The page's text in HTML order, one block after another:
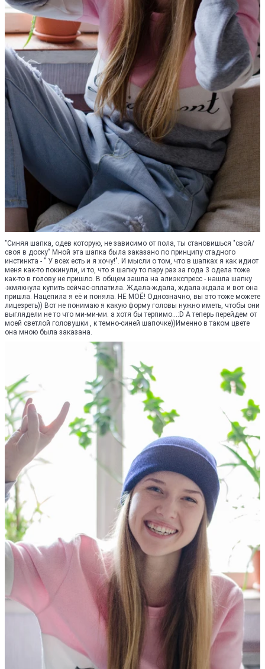
"Синяя шапка, одев которую, не зависимо от пола, ты становишься "свой/
своя в доску" Мной эта шапка была заказано по принципу стадного
инстинкта - " У всех есть и я хочу!". И мысли о том, что в шапках я как идиот
меня как-то покинули, и то, что я шапку то пару раз за года 3 одела тоже
как-то в голову не пришло. В общем зашла на алиэкспресс - нашла шапку
-жмякнула купить сейчас-оплатила. Ждала-ждала, ждала-ждала и вот она
пришла. Нацепила я её и поняла. НЕ МОЁ! Однозначно, вы это тоже можете
лицезреть)) Вот не понимаю я какую форму головы нужно иметь, чтобы они
выглядели не то что ми-ми-ми. а хотя бы терпимо...:D А теперь перейдем от
моей светлой головушки , к темно-синей шапочке))Именно в таком цвете
она мною была заказана.